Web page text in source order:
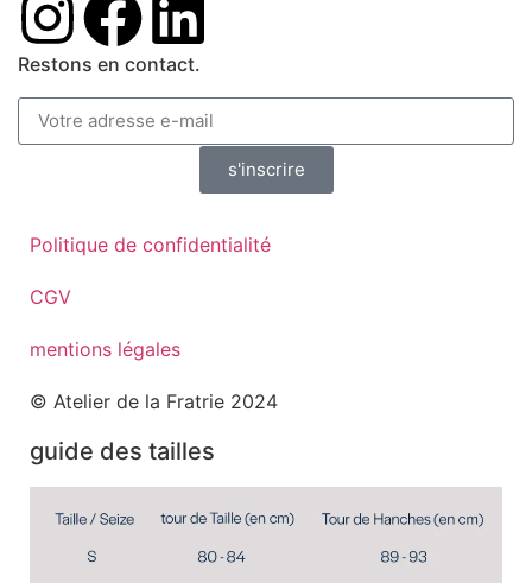
Restons en contact.
s'inscrire
Politique de confidentialité
CGV
mentions légales
© Atelier de la Fratrie 2024
guide des tailles